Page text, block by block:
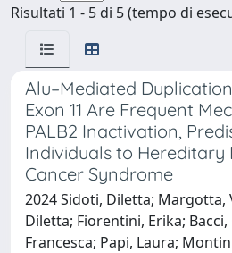
Risultati 1 - 5 di 5 (tempo di
Alu–Mediated
Exon 11 Are Frequent
PALB2 Inactivation,
Individuals to Hereditary
Cancer Syndrome
2024 Sidoti, Diletta; Margotta,
Diletta; Fiorentini, Erika;
Francesca; Papi, Laura;